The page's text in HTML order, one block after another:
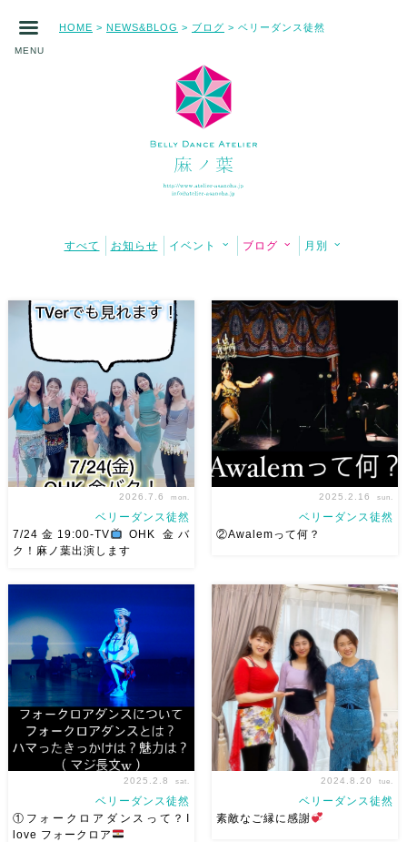
MENU
HOME > NEWS&BLOG > ブログ > ベリーダンス徒然
すべて お知らせ イベント ブログ 月別
レビ出演します♡ 7/24金
19:00- OHK 金バク！なんと！
麻ノ葉に河合郁人さんが来られ
ました
どんなふうに紹介され
るのかドキドキ
TVerでも見
ていただけるそう […]
2026.7.6 mon.
ベリーダンス徒然
7/24金19:00-TV
OHK 金バ
ク！麻ノ葉出演します
今日はAwalemについて ①フォ
ークロアダンスって？ ↑は１
つ前の投稿をご覧ください
②Awalemって何？③Awalem
をオススメする理由 先日長文
書いたのでその勢いで書きま
す。(｀・ω・´)ｷﾘ […]
2025.2.16 sun.
ベリーダンス徒然
②Awalemって何？
2025.2.8 sat.
ベリーダンス徒然
①フォークロアダンスって？I
love フォークロア
2024.8.20 tue.
ベリーダンス徒然
素敵なご縁に感謝